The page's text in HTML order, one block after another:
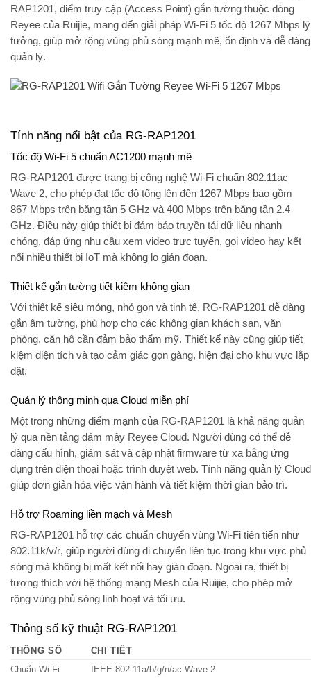
RAP1201, điểm truy cập (Access Point) gắn tường thuộc dòng
Reyee của Ruijie, mang đến giải pháp Wi-Fi 5 tốc độ 1267 Mbps lý
tưởng, giúp mở rộng vùng phủ sóng mạnh mẽ, ổn định và dễ dàng
quản lý.
Tính năng nổi bật của RG-RAP1201
Tốc độ Wi-Fi 5 chuẩn AC1200 mạnh mẽ
RG-RAP1201 được trang bị công nghệ Wi-Fi chuẩn 802.11ac
Wave 2, cho phép đạt tốc độ tổng lên đến 1267 Mbps bao gồm
867 Mbps trên băng tần 5 GHz và 400 Mbps trên băng tần 2.4
GHz. Điều này giúp thiết bị đảm bảo truyền tải dữ liệu nhanh
chóng, đáp ứng nhu cầu xem video trực tuyến, gọi video hay kết
nối nhiều thiết bị IoT mà không lo gián đoạn.
Thiết kế gắn tường tiết kiệm không gian
Với thiết kế siêu mỏng, nhỏ gọn và tinh tế, RG-RAP1201 dễ dàng
gắn âm tường, phù hợp cho các không gian khách sạn, văn
phòng, căn hộ cần đảm bảo thẩm mỹ. Thiết kế này cũng giúp tiết
kiệm diện tích và tạo cảm giác gọn gàng, hiện đại cho khu vực lắp
đặt.
Quản lý thông minh qua Cloud miễn phí
Một trong những điểm mạnh của RG-RAP1201 là khả năng quản
lý qua nền tảng đám mây Reyee Cloud. Người dùng có thể dễ
dàng cấu hình, giám sát và cập nhật firmware từ xa bằng ứng
dụng trên điện thoại hoặc trình duyệt web. Tính năng quản lý Cloud
giúp đơn giản hóa việc vận hành và tiết kiệm thời gian bảo trì.
Hỗ trợ Roaming liền mạch và Mesh
RG-RAP1201 hỗ trợ các chuẩn chuyển vùng Wi-Fi tiên tiến như
802.11k/v/r, giúp người dùng di chuyển liên tục trong khu vực phủ
sóng mà không bị mất kết nối hay gián đoạn. Ngoài ra, thiết bị
tương thích với hệ thống mạng Mesh của Ruijie, cho phép mở
rộng vùng phủ sóng linh hoạt và tối ưu.
Thông số kỹ thuật RG-RAP1201
THÔNG SỐ
CHI TIẾT
Chuẩn Wi-Fi
IEEE 802.11a/b/g/n/ac Wave 2